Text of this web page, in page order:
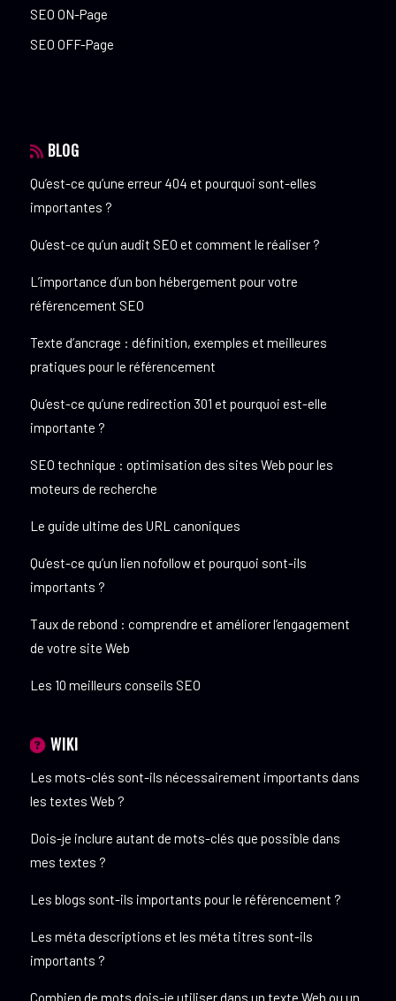
SEO ON-Page
SEO OFF-Page
BLOG
Qu’est-ce qu’une erreur 404 et pourquoi sont-elles
importantes ?
Qu’est-ce qu’un audit SEO et comment le réaliser ?
L’importance d’un bon hébergement pour votre
référencement SEO
Texte d’ancrage : définition, exemples et meilleures
pratiques pour le référencement
Qu’est-ce qu’une redirection 301 et pourquoi est-elle
importante ?
SEO technique : optimisation des sites Web pour les
moteurs de recherche
Le guide ultime des URL canoniques
Qu’est-ce qu’un lien nofollow et pourquoi sont-ils
importants ?
Taux de rebond : comprendre et améliorer l’engagement
de votre site Web
Les 10 meilleurs conseils SEO
WIKI
Les mots-clés sont-ils nécessairement importants dans
les textes Web ?
Dois-je inclure autant de mots-clés que possible dans
mes textes ?
Les blogs sont-ils importants pour le référencement ?
Les méta descriptions et les méta titres sont-ils
importants ?